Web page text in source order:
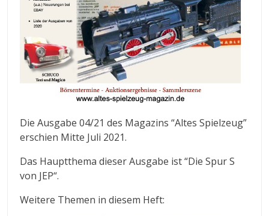
Die Ausgabe 04/21 des Magazins “Altes Spielzeug”
erschien Mitte Juli 2021.
Das Hauptthema dieser Ausgabe ist “Die Spur S
von JEP“.
Weitere Themen in diesem Heft: